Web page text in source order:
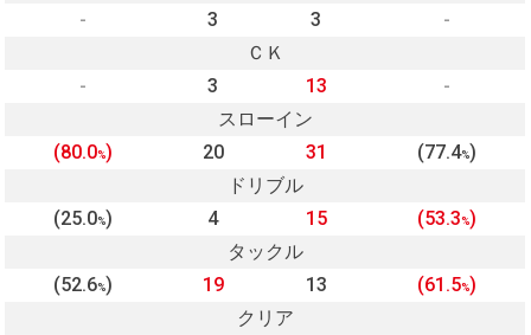
-
3 3
-
ＣＫ
-
3 13
-
スローイン
(80.0%) 20 31 (77.4%)
ドリブル
(25.0%) 4 15 (53.3%)
タックル
(52.6%) 19 13 (61.5%)
クリア